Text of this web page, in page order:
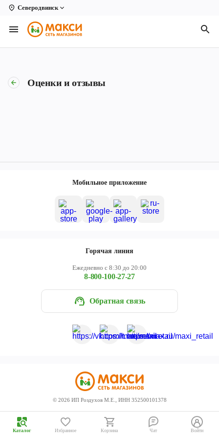
Северодвинск
Вологда
Архангельск
Киров
Новодвинск
Оценки и отзывы
Мобильное приложение
Горячая линия
Ежедневно с 8:30 до 20:00
8-800-100-27-27
Обратная связь
© 2026 ИП Роздухов М.Е., ИНН 352500101378
Каталог Избранное Корзина Чат Войти